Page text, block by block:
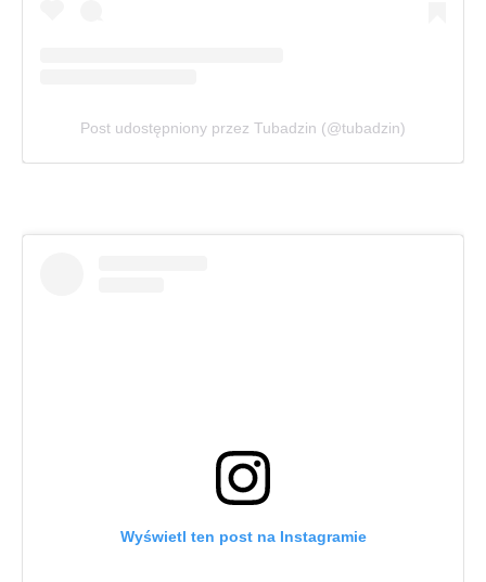
Post udostępniony przez Tubadzin (@tubadzin)
Wyświetl ten post na Instagramie